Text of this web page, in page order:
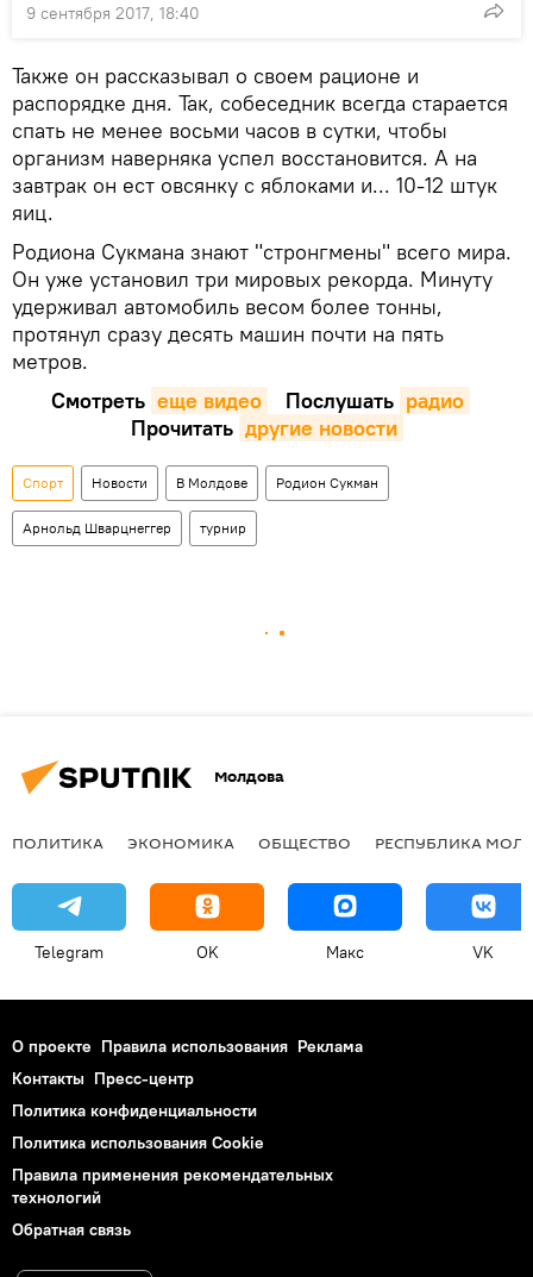
9 сентября 2017, 18:40
Также он рассказывал о своем рационе и
распорядке дня. Так, собеседник всегда старается
спать не менее восьми часов в сутки, чтобы
организм наверняка успел восстановится. А на
завтрак он ест овсянку с яблоками и... 10-12 штук
яиц.
Родиона Сукмана знают "стронгмены" всего мира.
Он уже установил три мировых рекорда. Минуту
удерживал автомобиль весом более тонны,
протянул сразу десять машин почти на пять
метров.
Смотреть еще видео Послушать радио
Прочитать другие новости
Спорт Новости В Молдове Родион Сукман
Арнольд Шварцнеггер турнир
Молдова
ПОЛИТИКА ЭКОНОМИКА ОБЩЕСТВО РЕСПУБЛИКА
Telegram OK Макс VK
О проекте Правила использования Реклама
Контакты Пресс-центр
Политика конфиденциальности
Политика использования Cookie
Правила применения рекомендательных
технологий
Обратная связь